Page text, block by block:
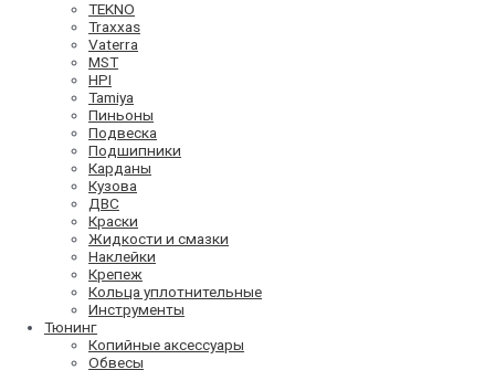
TEKNO
Traxxas
Vaterra
MST
HPI
Tamiya
Пиньоны
Подвеска
Подшипники
Карданы
Кузова
ДВС
Краски
Жидкости и смазки
Наклейки
Крепеж
Кольца уплотнительные
Инструменты
Тюнинг
Копийные аксессуары
Обвесы